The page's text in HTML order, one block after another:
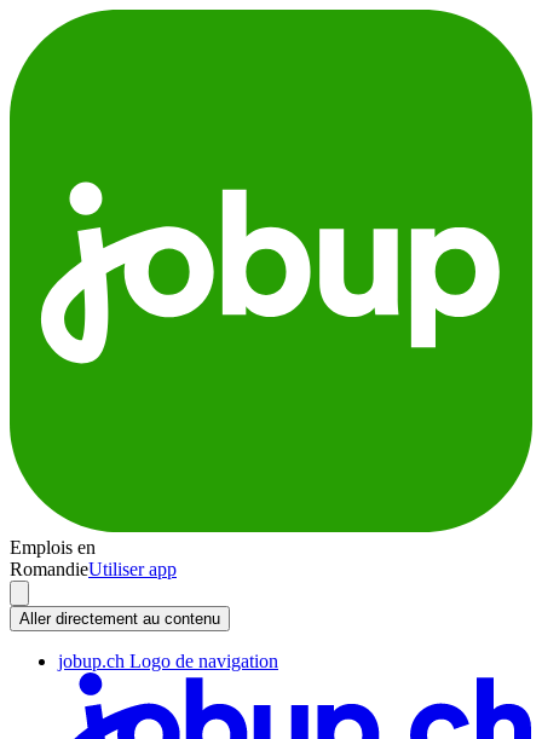
Emplois en
RomandieUtiliser app
Aller directement au contenu
jobup.ch Logo de navigation